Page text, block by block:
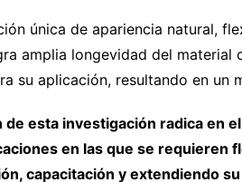
única de apariencia natural,
amplia longevidad del material
su aplicación, resultando en un
de esta investigación radica en
en las que se requieren
capacitación y extendiendo